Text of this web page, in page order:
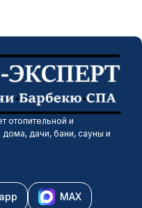
отопительной и
дома, дачи, бани, сауны и
MAX